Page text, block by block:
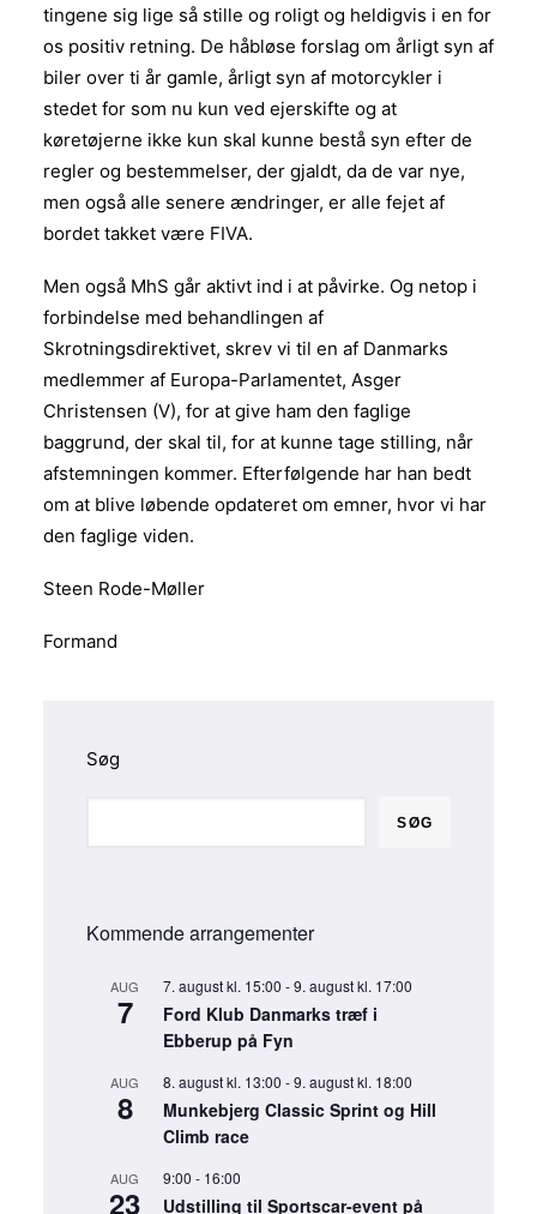
tingene sig lige så stille og roligt og heldigvis i en for
os positiv retning. De håbløse forslag om årligt syn af
biler over ti år gamle, årligt syn af motorcykler i
stedet for som nu kun ved ejerskifte og at
køretøjerne ikke kun skal kunne bestå syn efter de
regler og bestemmelser, der gjaldt, da de var nye,
men også alle senere ændringer, er alle fejet af
bordet takket være FIVA.
Men også MhS går aktivt ind i at påvirke. Og netop i
forbindelse med behandlingen af
Skrotningsdirektivet, skrev vi til en af Danmarks
medlemmer af Europa-Parlamentet, Asger
Christensen (V), for at give ham den faglige
baggrund, der skal til, for at kunne tage stilling, når
afstemningen kommer. Efterfølgende har han bedt
om at blive løbende opdateret om emner, hvor vi har
den faglige viden.
Steen Rode-Møller
Formand
Søg
SØG
Kommende arrangementer
AUG
7
7. august kl. 15:00 -9. august kl. 17:00
Ford Klub Danmarks træf i
Ebberup på Fyn
AUG
8
8. august kl. 13:00 -9. august kl. 18:00
Munkebjerg Classic Sprint og Hill
Climb race
AUG
23
9:00 - 16:00
Udstilling til Sportscar-event på